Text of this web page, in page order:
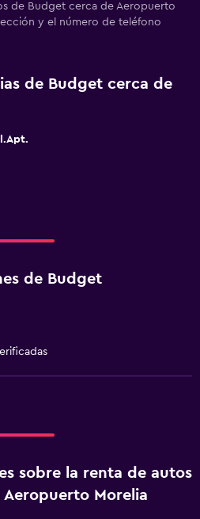
de Budget cerca de Aeropuerto
y el número de teléfono
de Budget cerca de
de Budget
sobre la renta de autos
Morelia